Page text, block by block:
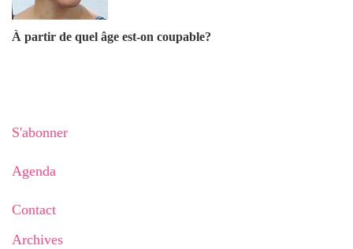
À partir de quel âge est-on coupable?
S'abonner
Agenda
Contact
Archives